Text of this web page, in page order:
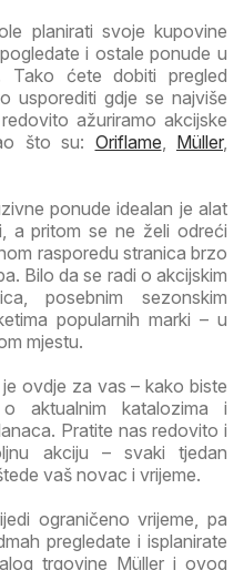
planirati svoje kupovine
i ostale ponude u
Tako ćete dobiti pregled
usporediti gdje se najviše
ažuriramo akcijske
što su: Oriflame Müller,
ponude idealan je alat
a pritom se ne želi odreći
rasporedu stranica brzo
Bilo da se radi o akcijskim
posebnim sezonskim
popularnih marki – u
mjestu.
ovdje za vas – kako biste
aktualnim katalozima i
Pratite nas redovito i
akciju – svaki tjedan
vaš novac i vrijeme.
ograničeno vrijeme, pa
pregledate i isplanirate
trgovine Müller i ovog